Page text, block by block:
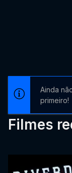
Ainda
primeiro!
Filmes